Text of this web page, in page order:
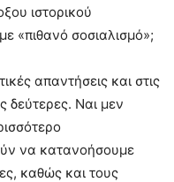
ιστορικού
«πιθανό σοσιαλισμό»;
απαντήσεις και στις
δεύτερες. Ναι μεν
να κατανοήσουμε
καθώς και τους